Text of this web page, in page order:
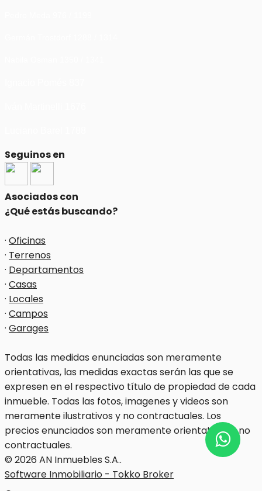
Seguinos en
Asociados con
¿Qué estás buscando?
· Oficinas
· Terrenos
· Departamentos
· Casas
· Locales
· Campos
· Garages
Todas las medidas enunciadas son meramente
orientativas, las medidas exactas serán las que se
expresen en el respectivo título de propiedad de cada
inmueble. Todas las fotos, imagenes y videos son
meramente ilustrativos y no contractuales. Los
precios enunciados son meramente orientativos y no
contractuales.
© 2026 AN Inmuebles S.A..
Software Inmobiliario - Tokko Broker